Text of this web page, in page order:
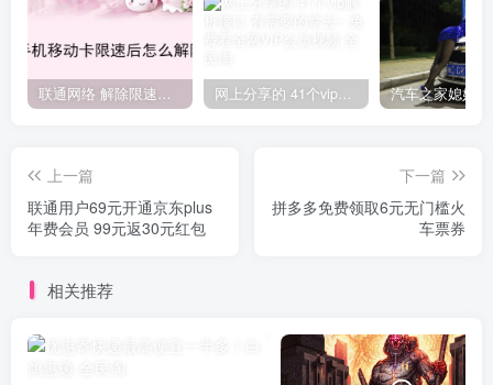
联通网络 解除限速方法参考！畅享、畅玩、老白干等及其它地区自测了 网上分享的 41个vip解析接口 有需要的拿去~ 免费看全网VIP会员视频
上一篇
联通用户69元开通京东plus
年费会员 99元返30元红包
下一篇
拼多多免费领取6元无门槛火
车票券
相关推荐